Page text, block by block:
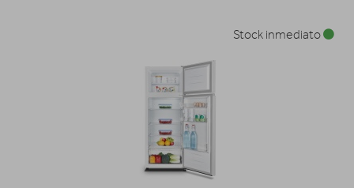
Stock inmediato